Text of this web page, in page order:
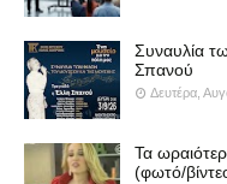
Συναυλία
Σπανού
Δευτέρα,
Τα
(φωτό/